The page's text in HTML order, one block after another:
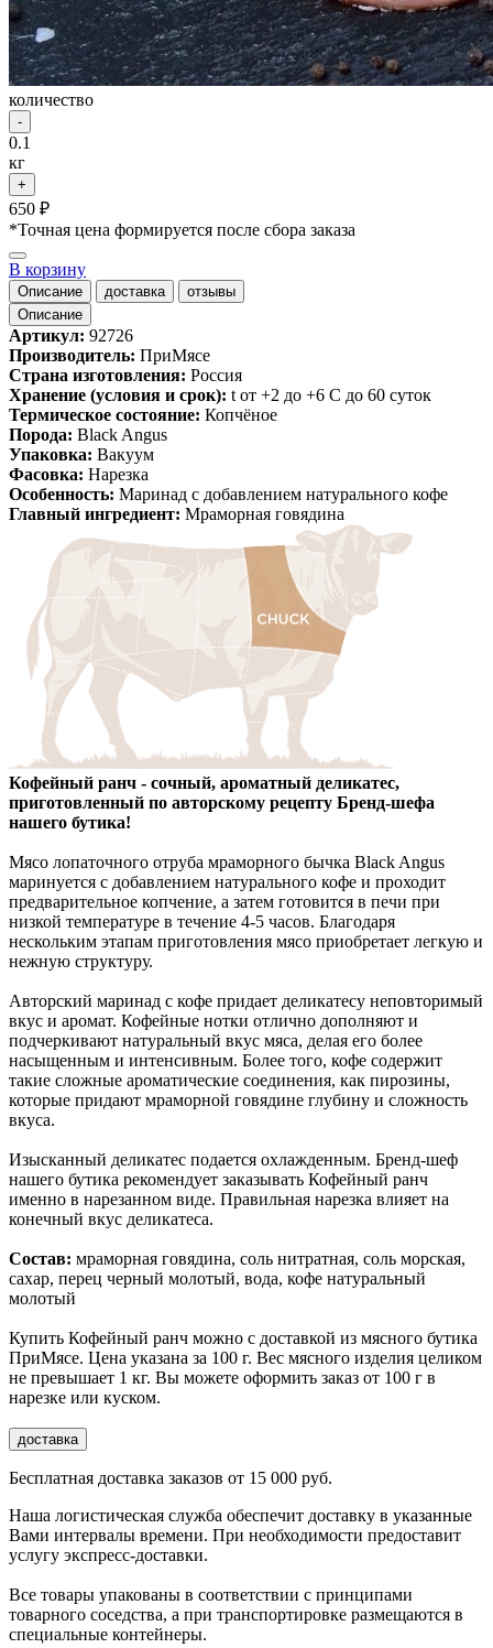
количество
-
0.1
кг
+
650 ₽
*Точная цена формируется после сбора заказа
В корзину
Описание доставка
отзывы
Описание
Артикул: 92726
Производитель: ПриМясе
Страна изготовления: Россия
Хранение (условия и срок): t от +2 до +6 С до 60 суток
Термическое состояние: Копчёное
Порода: Black Angus
Упаковка: Вакуум
Фасовка: Нарезка
Особенность: Маринад с добавлением натурального кофе
Главный ингредиент: Мраморная говядина
Кофейный ранч - сочный, ароматный деликатес,
приготовленный по авторскому рецепту Бренд-шефа
нашего бутика!
Мясо лопаточного отруба мраморного бычка Black Angus
маринуется с добавлением натурального кофе и проходит
предварительное копчение, а затем готовится в печи при
низкой температуре в течение 4-5 часов. Благодаря
нескольким этапам приготовления мясо приобретает легкую и
нежную структуру.
Авторский маринад с кофе придает деликатесу неповторимый
вкус и аромат. Кофейные нотки отлично дополняют и
подчеркивают натуральный вкус мяса, делая его более
насыщенным и интенсивным. Более того, кофе содержит
такие сложные ароматические соединения, как пирозины,
которые придают мраморной говядине глубину и сложность
вкуса.
Изысканный деликатес подается охлажденным. Бренд-шеф
нашего бутика рекомендует заказывать Кофейный ранч
именно в нарезанном виде. Правильная нарезка влияет на
конечный вкус деликатеса.
Состав: мраморная говядина, соль нитратная, соль морская,
сахар, перец черный молотый, вода, кофе натуральный
молотый
Купить Кофейный ранч можно с доставкой из мясного бутика
ПриМясе. Цена указана за 100 г. Вес мясного изделия целиком
не превышает 1 кг. Вы можете оформить заказ от 100 г в
нарезке или куском.
доставка
Бесплатная доставка заказов от 15 000 руб.
Наша логистическая служба обеспечит доставку в указанные
Вами интервалы времени. При необходимости предоставит
услугу экспресс-доставки.
Все товары упакованы в соответствии с принципами
товарного соседства, а при транспортировке размещаются в
специальные контейнеры.